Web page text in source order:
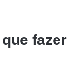
fazer